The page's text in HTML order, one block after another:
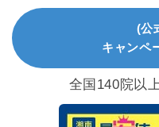
(公
キャンペ
全国140院以